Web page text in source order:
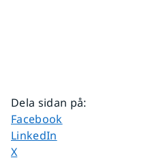
Dela sidan på:
Dela sidan på
Facebook
Dela sidan på
LinkedIn
Dela sidan på
X